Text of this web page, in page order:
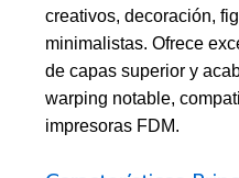
creativos, decoración,
minimalistas. Ofrece
de capas superior y
warping notable,
impresoras FDM.